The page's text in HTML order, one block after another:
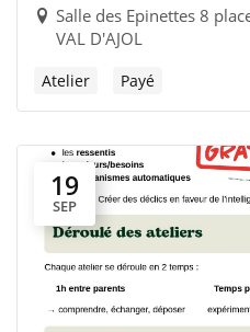
Salle des Epinettes 8
VAL D'AJOL
Atelier Payé
19
SEP